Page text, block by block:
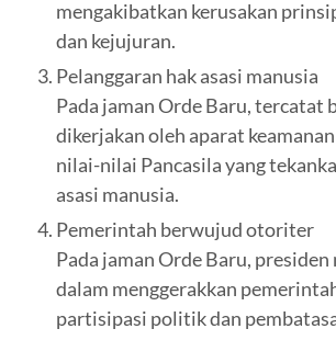
mengakibatkan kerusakan
dan kejujuran.
Pelanggaran hak asasi manusia
Pada jaman Orde Baru, tercatat
dikerjakan oleh aparat
nilai-nilai Pancasila yang
asasi manusia.
Pemerintah berwujud otoriter
Pada jaman Orde Baru,
dalam menggerakkan
partisipasi politik dan